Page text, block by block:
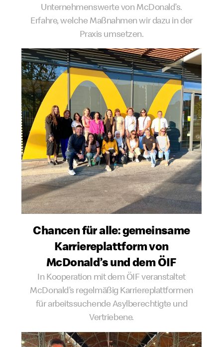
Unternehmenswerte von McDonald’s.
Erfahre, welche Maßnahmen wir dazu in der
Praxis umsetzen.
Chancen für alle: gemeinsame
Karriereplattform von
McDonald’s und dem ÖIF
In Kooperation mit dem ÖIF veranstaltet
McDonald’s regelmäßig Karriereplattformen
für arbeitssuchende Asylberechtigte und
Vertriebene.